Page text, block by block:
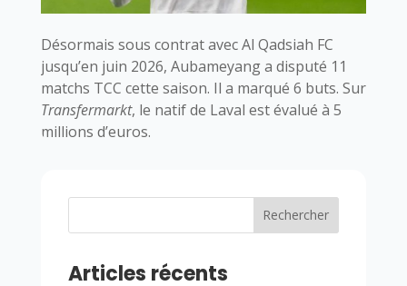
Désormais sous contrat avec Al Qadsiah FC
jusqu’en juin 2026, Aubameyang a disputé 11
matchs TCC cette saison. Il a marqué 6 buts. Sur
Transfermarkt, le natif de Laval est évalué à 5
millions d’euros.
Rechercher
Articles récents